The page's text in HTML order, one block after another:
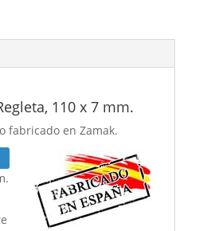
110 x 7 mm.
fabricado en Zamak.